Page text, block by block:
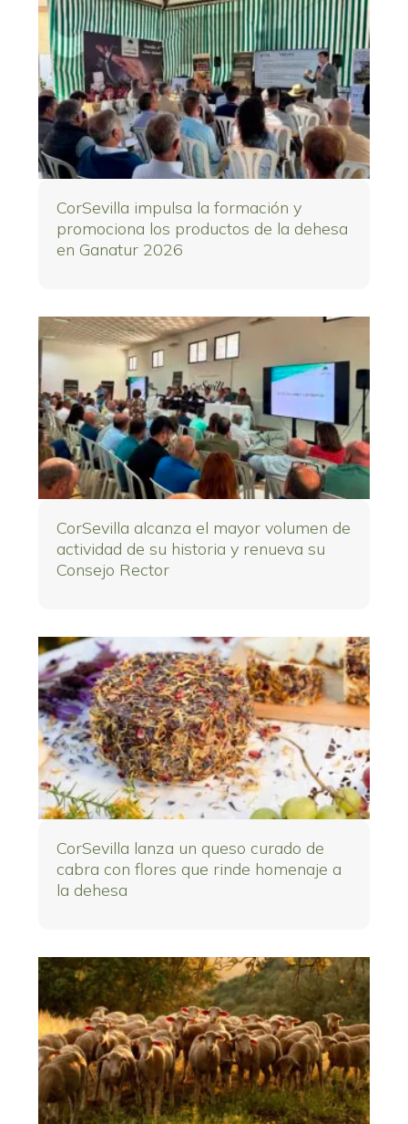
CorSevilla impulsa la formación y
promociona los productos de la dehesa
en Ganatur 2026
CorSevilla alcanza el mayor volumen de
actividad de su historia y renueva su
Consejo Rector
CorSevilla lanza un queso curado de
cabra con flores que rinde homenaje a
la dehesa